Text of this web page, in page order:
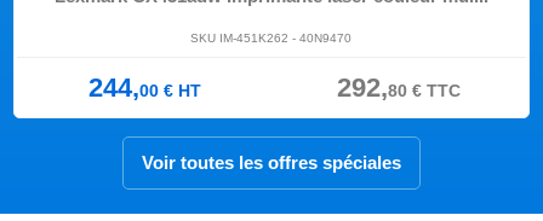
SKU IM-451K262 - 40N9470
244,00€HT 292,80€TTC
Voir toutes les offres spéciales